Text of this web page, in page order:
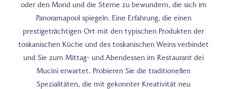
oder den Mond und die Sterne zu bewundern, die sich im
Panoramapool spiegeln. Eine Erfahrung, die einen
prestigeträchtigen Ort mit den typischen Produkten der
toskanischen Küche und des toskanischen Weins verbindet
und Sie zum Mittag- und Abendessen im Restaurant dei
Mucini erwartet. Probieren Sie die traditionellen
Spezialitäten, die mit gekonnter Kreativität neu